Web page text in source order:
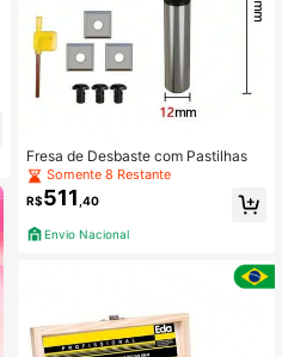
Fresa de Desbaste com Pastilhas
Somente 8 Restante
R$511 ,40
Envio Nacional